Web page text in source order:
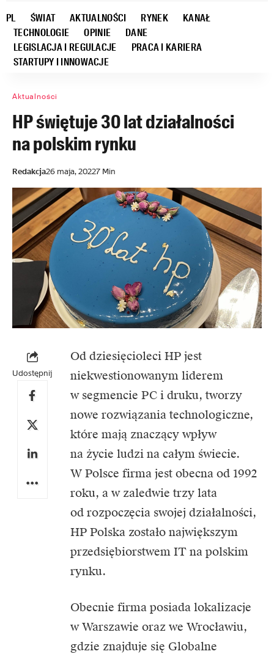
PL ŚWIAT AKTUALNOŚCI RYNEK
KANAŁ
TECHNOLOGIE
OPINIE
DANE
LEGISLACJA I REGULACJE
PRACA I KARIERA
STARTUPY I INNOWACJE
Aktualności
HP świętuje 30 lat działalności
na polskim rynku
Redakcja26 maja, 20227 Min
Udostępnij
Od dziesięcioleci HP jest
niekwestionowanym liderem
w segmencie PC i druku, tworzy
nowe rozwiązania technologiczne,
które mają znaczący wpływ
na życie ludzi na całym świecie.
W Polsce firma jest obecna od 1992
roku, a w zaledwie trzy lata
od rozpoczęcia swojej działalności,
HP Polska zostało największym
przedsiębiorstwem IT na polskim
rynku.
Obecnie firma posiada lokalizacje
w Warszawie oraz we Wrocławiu,
gdzie znajduje się Globalne